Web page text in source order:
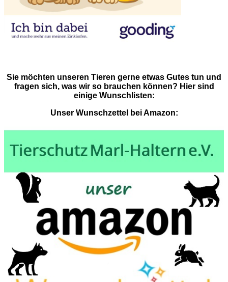
Sie möchten unseren Tieren gerne etwas Gutes tun und
fragen sich, was wir so brauchen können? Hier sind
einige Wunschlisten:
Unser Wunschzettel bei Amazon: